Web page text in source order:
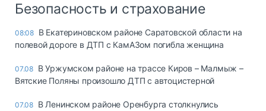
Безопасность и страхование
08:08 В Екатериновском районе Саратовской области на
полевой дороге в ДТП с КамАЗом погибла женщина
07.08 В Уржумском районе на трассе Киров – Малмыж –
Вятские Поляны произошло ДТП с автоцистерной
07.08 В Ленинском районе Оренбурга столкнулись